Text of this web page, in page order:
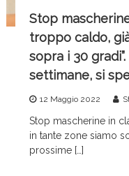
Stop
troppo caldo,
sopra i 30
settimane, si
12 Maggio 2022
Stop mascherine in
in tante zone siamo
prossime […]